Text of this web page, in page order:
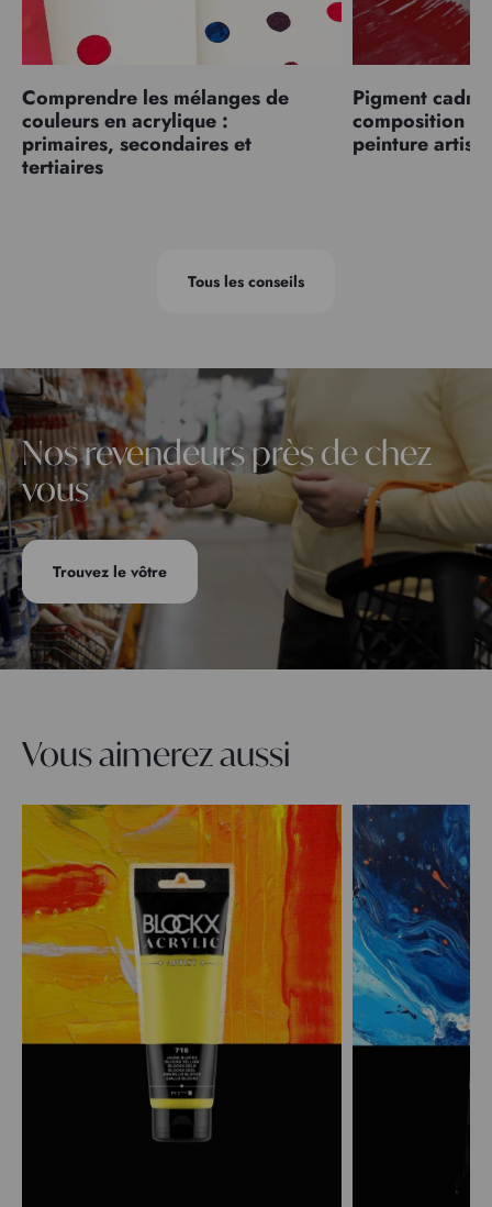
Comprendre les mélanges de
couleurs en acrylique :
primaires, secondaires et
tertiaires
Pigment
composition
peinture
Tous les conseils
Nos revendeurs près de chez
vous
Trouvez le vôtre
Vous aimerez aussi